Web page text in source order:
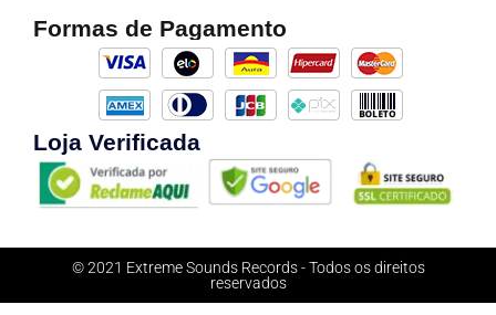
Formas de Pagamento
Loja Verificada
© 2021 Extreme Sounds Records - Todos os direitos
reservados